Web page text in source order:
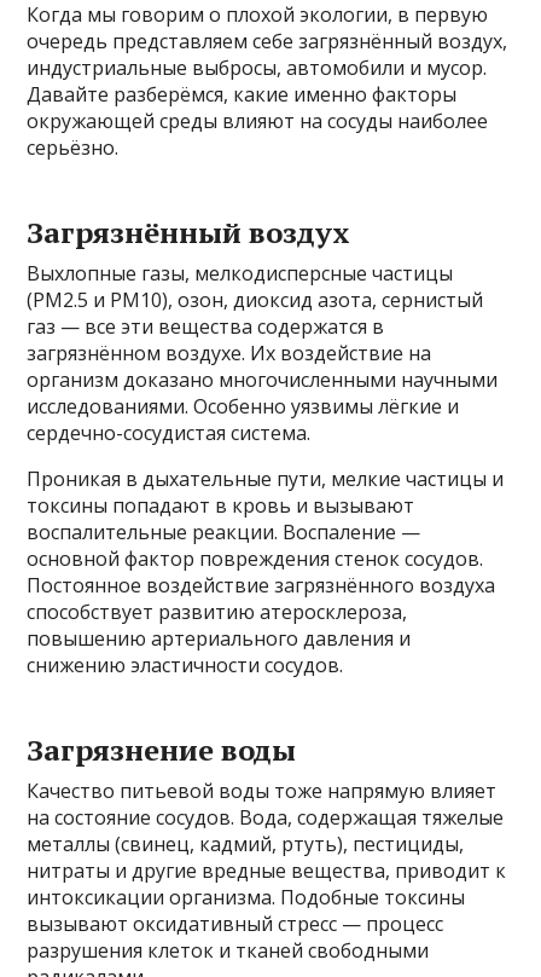
Когда мы говорим о плохой экологии, в первую
очередь представляем себе загрязнённый воздух,
индустриальные выбросы, автомобили и мусор.
Давайте разберёмся, какие именно факторы
окружающей среды влияют на сосуды наиболее
серьёзно.
Загрязнённый воздух
Выхлопные газы, мелкодисперсные частицы
(PM2.5 и PM10), озон, диоксид азота, сернистый
газ — все эти вещества содержатся в
загрязнённом воздухе. Их воздействие на
организм доказано многочисленными научными
исследованиями. Особенно уязвимы лёгкие и
сердечно-сосудистая система.
Проникая в дыхательные пути, мелкие частицы и
токсины попадают в кровь и вызывают
воспалительные реакции. Воспаление —
основной фактор повреждения стенок сосудов.
Постоянное воздействие загрязнённого воздуха
способствует развитию атеросклероза,
повышению артериального давления и
снижению эластичности сосудов.
Загрязнение воды
Качество питьевой воды тоже напрямую влияет
на состояние сосудов. Вода, содержащая тяжелые
металлы (свинец, кадмий, ртуть), пестициды,
нитраты и другие вредные вещества, приводит к
интоксикации организма. Подобные токсины
вызывают оксидативный стресс — процесс
разрушения клеток и тканей свободными